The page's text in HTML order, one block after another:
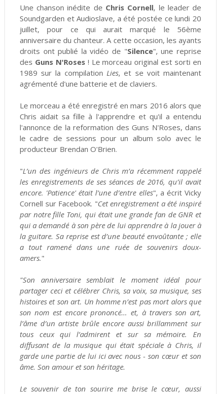
Une chanson inédite de Chris Cornell, le leader de
Soundgarden et Audioslave, a été postée ce lundi 20
juillet, pour ce qui aurait marqué le 56ème
anniversaire du chanteur. A cette occasion, les ayants
droits ont publié la vidéo de "Silence", une reprise
des Guns N'Roses ! Le morceau original est sorti en
1989 sur la compilation Lies, et se voit maintenant
agrémenté d'une batterie et de claviers.
Le morceau a été enregistré en mars 2016 alors que
Chris aidait sa fille à l'apprendre et qu'il a entendu
l'annonce de la reformation des Guns N'Roses, dans
le cadre de sessions pour un album solo avec le
producteur Brendan O'Brien.
"L’un des ingénieurs de Chris m’a récemment rappelé
les enregistrements de ses séances de 2016, qu’il avait
encore. 'Patience' était l’une d’entre elles", a écrit Vicky
Cornell sur Facebook. "Cet enregistrement a été inspiré
par notre fille Toni, qui était une grande fan de GNR et
qui a demandé à son père de lui apprendre à la jouer à
la guitare. Sa reprise est d’une beauté envoûtante ; elle
a tout ramené dans une ruée de souvenirs doux-
amers."
"Son anniversaire semblait le moment idéal pour
partager ceci et célébrer Chris, sa voix, sa musique, ses
histoires et son art. Un homme n’est pas mort alors que
son nom est encore prononcé… et, à travers son art,
l’âme d’un artiste brûle encore aussi brillamment sur
tous ceux qui l’admirent et sur sa mémoire. En
diffusant de la musique qui était spéciale à Chris, il
garde une partie de lui ici avec nous - son cœur et son
âme. Son amour et son héritage.
Le souvenir de ton sourire me brise le cœur, aussi